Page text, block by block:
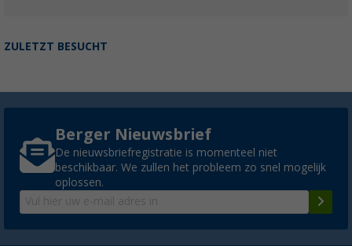
ZULETZT BESUCHT
Berger Nieuwsbrief
De nieuwsbriefregistratie is momenteel niet
beschikbaar. We zullen het probleem zo snel mogelijk
oplossen.